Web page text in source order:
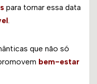
para tornar essa data
.
que não só
bem-estar